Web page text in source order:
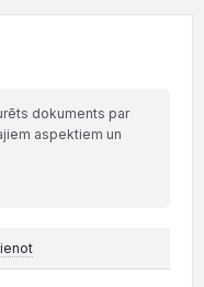
dokuments par
aspektiem un